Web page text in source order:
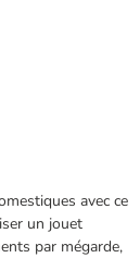
avec ce
un jouet
par mégarde,